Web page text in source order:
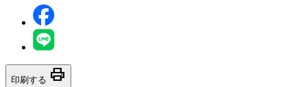
印刷する print